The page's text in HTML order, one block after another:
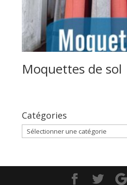
Moquettes de sol
Catégories
Catégories